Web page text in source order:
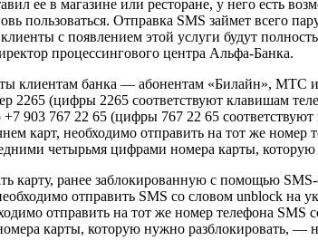
ее в магазине или ресторане, у него есть
пользоваться. Отправка SMS займет всего
с появлением этой услуги будут
процессингового центра Альфа-Банка.
клиентам банка — абонентам «Билайн», МТС
2265 (цифры 2265 соответствуют клавишам
903 767 22 65 (цифры 767 22 65
карт, необходимо отправить на тот же
четырьмя цифрами номера карты,
карту, ранее заблокированную с помощью
отправить SMS со словом unblock
отправить на тот же номер телефона
карты, которую нужно разблокировать, —